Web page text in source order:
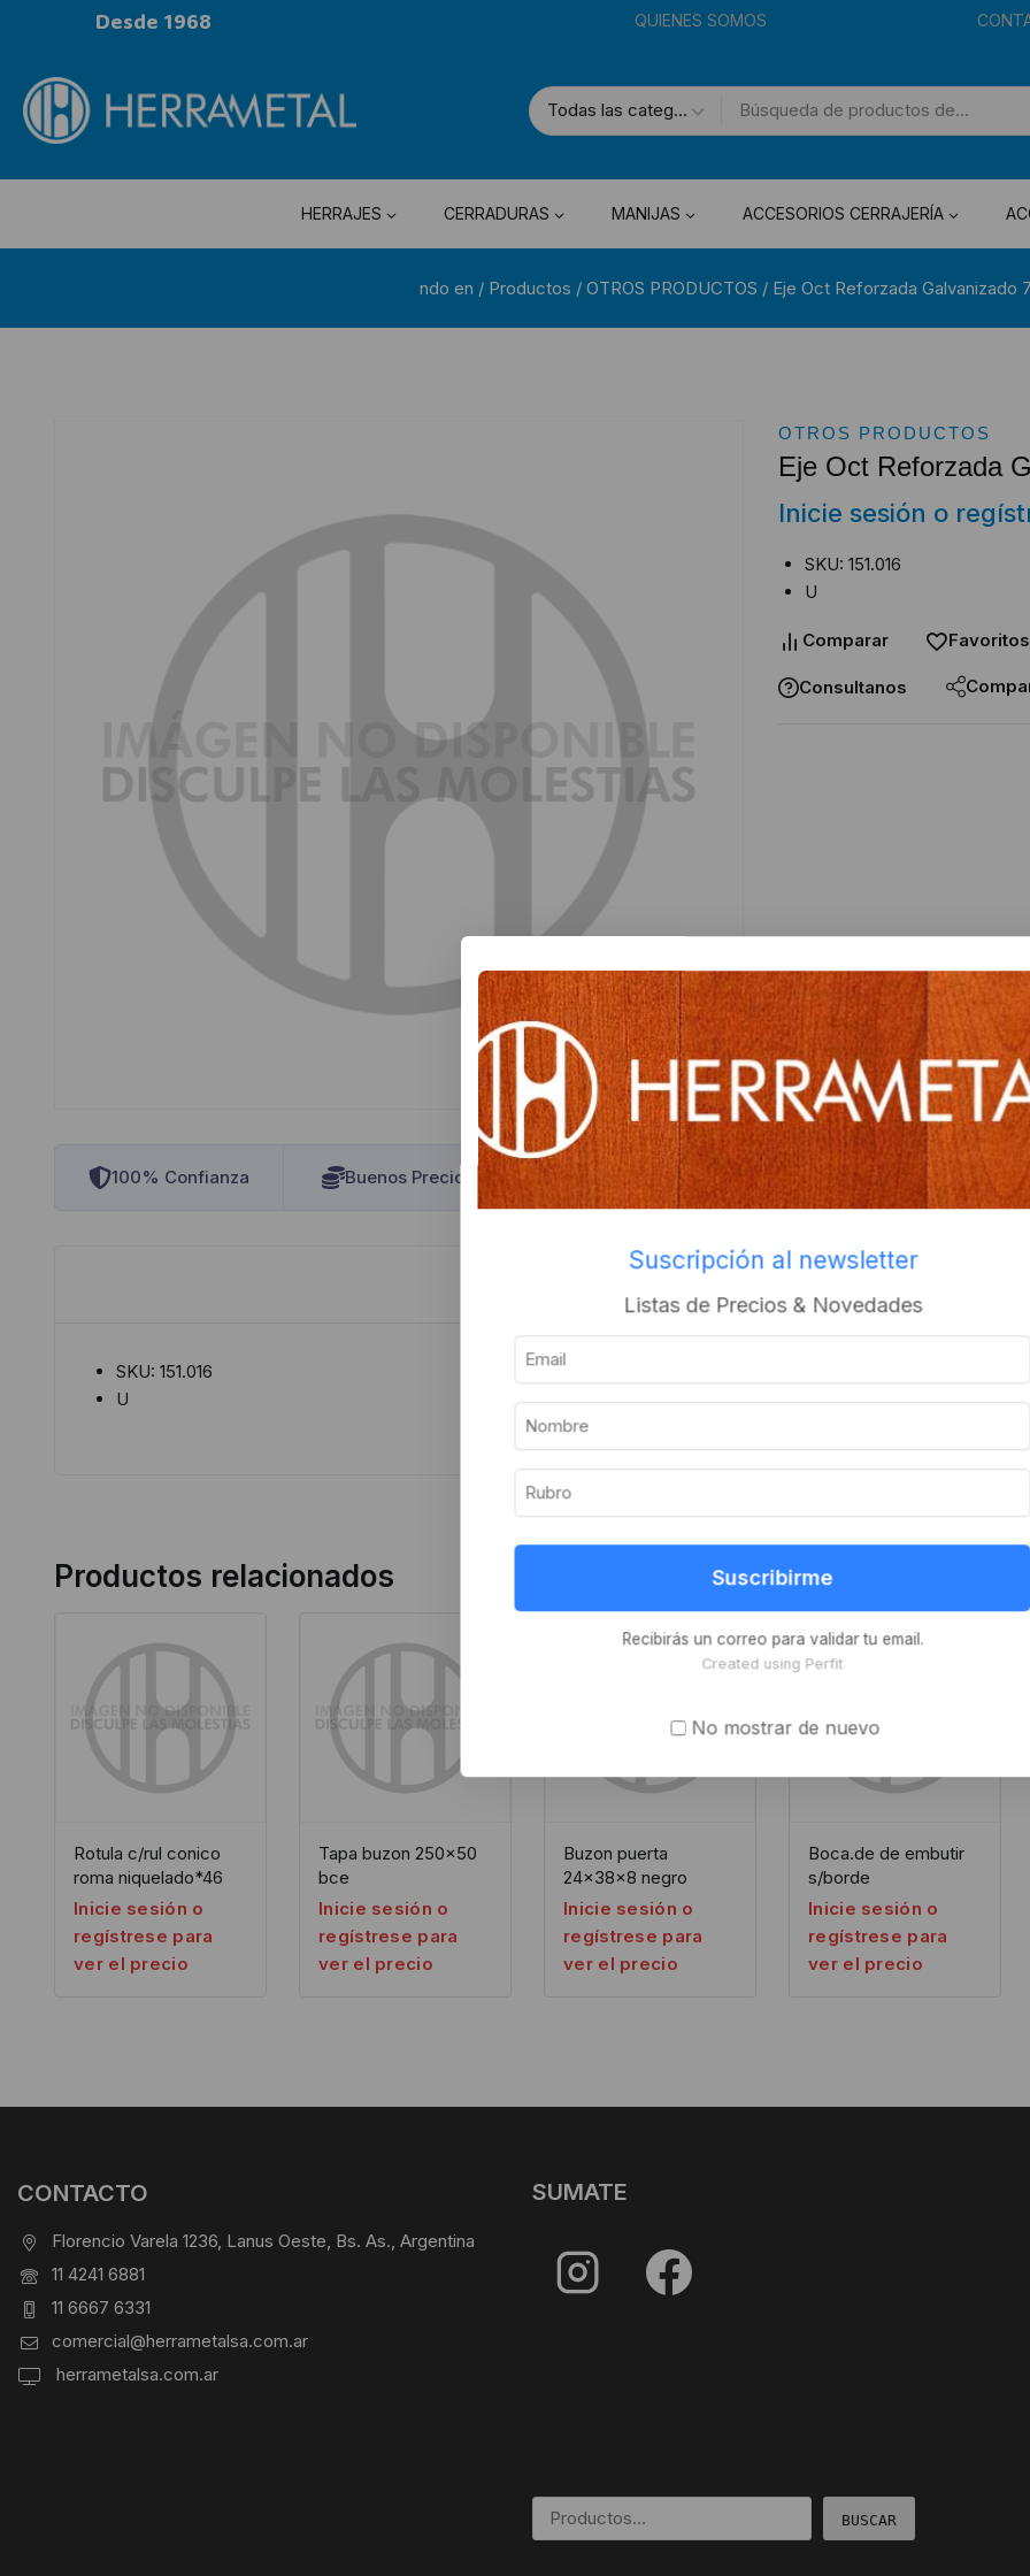
Desde 1968 QUIENES SOMOS
HERRAJES CERRADURAS MANIJAS ACCESORIOS CERRAJERÍA
ndo en / Productos / OTROS PRODUCTOS / Eje Oct Reforzada Galvanizado
100% Confianza Buenos Precios Envios a todo el pais
OTROS PRODUCTOS
Eje Oct Reforzada
Inicie sesión o
SKU: 151.016
U
Comparar Favoritos
Consultanos
SKU: 151.016
U
Productos relacionados
Rotula c/rul conico
roma niquelado*46
Inicie sesión o
regístrese para
ver el precio
Tapa buzon 250×50
bce
Inicie sesión o
regístrese para
ver el precio
Buzon puerta
24x38x8 negro
Inicie sesión o
regístrese para
ver el precio
Boca.de de embutir
s/borde
Inicie sesión o
regístrese para
ver el precio
CONTACTO
Florencio Varela 1236, Lanus Oeste, Bs. As., Argentina
11 4241 6881
11 6667 6331
comercial@herrametalsa.com.ar
herrametalsa.com.ar
SUMATE
BUSCAR
Suscripción al newsletter
Listas de Precios & Novedades
Suscribirme
Recibirás un correo para validar tu email.
Created using Perfit
No mostrar de nuevo